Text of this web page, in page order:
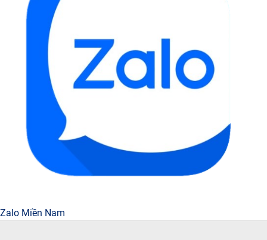
Zalo Miền Nam